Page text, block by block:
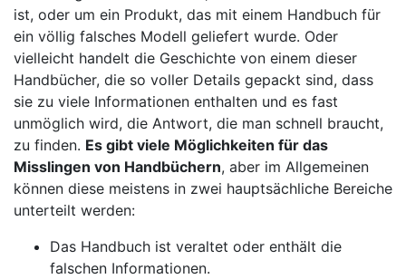
ist, oder um ein Produkt, das mit einem Handbuch für
ein völlig falsches Modell geliefert wurde. Oder
vielleicht handelt die Geschichte von einem dieser
Handbücher, die so voller Details gepackt sind, dass
sie zu viele Informationen enthalten und es fast
unmöglich wird, die Antwort, die man schnell braucht,
zu finden. Es gibt viele Möglichkeiten für das
Misslingen von Handbüchern, aber im Allgemeinen
können diese meistens in zwei hauptsächliche Bereiche
unterteilt werden:
Das Handbuch ist veraltet oder enthält die
falschen Informationen.